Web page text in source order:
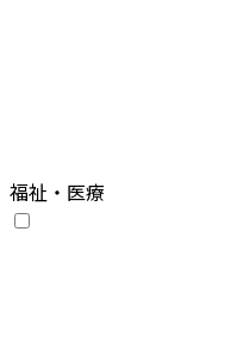
福祉・医療